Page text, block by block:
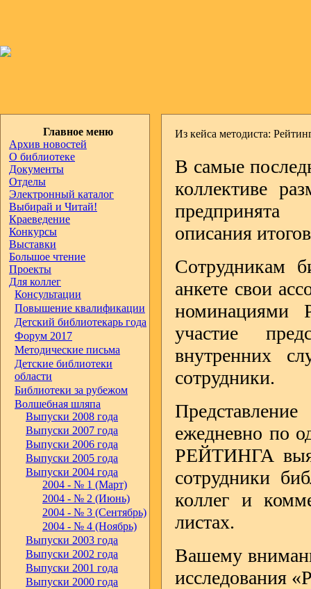
Главное меню
Архив новостей
О библиотеке
Документы
Отделы
Электронный каталог
Выбирай и Читай!
Краеведение
Конкурсы
Выставки
Большое чтение
Проекты
Для коллег
Консультации
Повышение квалификации
Детский библиотекарь года
Форум 2017
Методические письма
Детские библиотеки
области
Библиотеки за рубежом
Волшебная шляпа
Выпуски 2008 года
Выпуски 2007 года
Выпуски 2006 года
Выпуски 2005 года
Выпуски 2004 года
2004 - № 1 (Март)
2004 - № 2 (Июнь)
2004 - № 3 (Сентябрь)
2004 - № 4 (Ноябрь)
Выпуски 2003 года
Выпуски 2002 года
Выпуски 2001 года
Выпуски 2000 года
Из кейса методиста:
В самые
коллективе
предпринята
описания
Сотрудникам
анкете свои
участие
внутренних
сотрудники.
ежедневно по
РЕЙТИНГА
сотрудники
коллег и
листах.
Вашему